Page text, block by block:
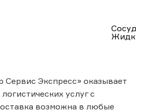
Сосуды
Жидкий
Сервис Экспресс» оказывает
услуг с
возможна в любые